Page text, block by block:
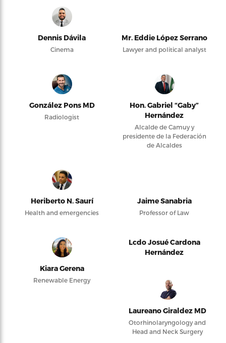
Dennis Dávila
Cinema
Mr. Eddie López Serrano
Lawyer and political analyst
González Pons MD
Radiologist
Hon. Gabriel “Gaby”
Hernández
Alcalde de Camuy y
presidente de la Federación
de Alcaldes
Heriberto N. Saurí
Health and emergencies
Jaime Sanabria
Professor of Law
Kiara Gerena
Renewable Energy
Lcdo Josué Cardona
Hernández
Laureano Giraldez MD
Otorhinolaryngology and
Head and Neck Surgery